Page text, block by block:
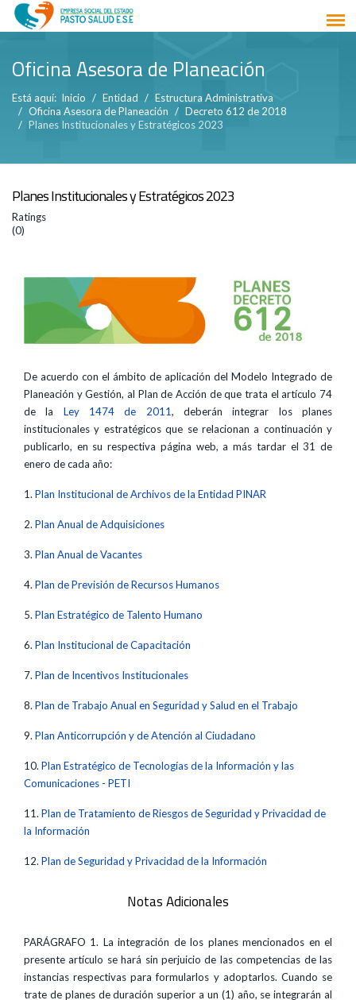
Oficina Asesora de Planeación
Está aquí: Inicio Entidad
Estructura Administrativa
Oficina Asesora de Planeación
Decreto 612 de 2018
Planes Institucionales y Estratégicos 2023
Planes Institucionales y Estratégicos 2023
Ratings
(0)
De acuerdo con el ámbito de aplicación del Modelo Integrado de
Planeación y Gestión, al Plan de Acción de que trata el artículo 74
de la Ley 1474 de 2011, deberán integrar los planes
institucionales y estratégicos que se relacionan a continuación y
publicarlo, en su respectiva página web, a más tardar el 31 de
enero de cada año:
1. Plan Institucional de Archivos de la Entidad ­PINAR
2. Plan Anual de Adquisiciones
3. Plan Anual de Vacantes
4. Plan de Previsión de Recursos Humanos
5. Plan Estratégico de Talento Humano
6. Plan Institucional de Capacitación
7. Plan de Incentivos Institucionales
8. Plan de Trabajo Anual en Seguridad y Salud en el Trabajo
9. Plan Anticorrupción y de Atención al Ciudadano
10. Plan Estratégico de Tecnologías de la Información y las
Comunicaciones -­ PETI
11. Plan de Tratamiento de Riesgos de Seguridad y Privacidad de
la Información
12. Plan de Seguridad y Privacidad de la Información
Notas Adicionales
PARÁGRAFO 1. La integración de los planes mencionados en el
presente artículo se hará sin perjuicio de las competencias de las
instancias respectivas para formularlos y adoptarlos. Cuando se
trate de planes de duración superior a un (1) año, se integrarán al